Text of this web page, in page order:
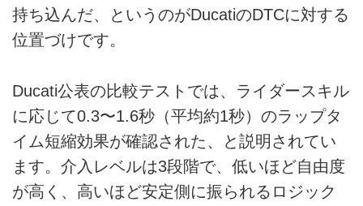
持ち込んだ、というのがDucatiのDTCに対する
位置づけです。
Ducati公表の比較テストでは、ライダースキル
に応じて0.3〜1.6秒（平均約1秒）のラップタ
イム短縮効果が確認された、と説明されてい
ます。介入レベルは3段階で、低いほど自由度
が高く、高いほど安定側に振られるロジック